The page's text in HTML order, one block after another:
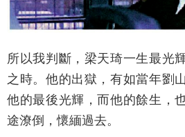
所以我判斷，梁天琦一生最光
之時。他的出獄，有如當年劉
他的最後光輝，而他的餘生，
途潦倒，懷緬過去。